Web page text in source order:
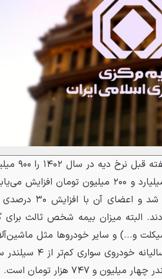
به گزارش
کرد که این رقم در ماه‌های حرام به یک میلیارد و ۲۰۰
شورای عالی بیمه عصر روز
البته میزان بیمه شخص ثالث برای
و...) و سایر خودروها مثل